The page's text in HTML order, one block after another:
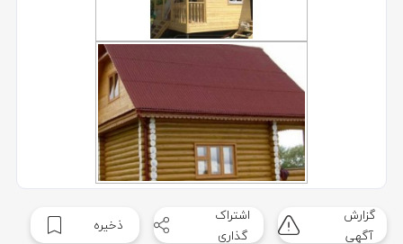
گزارش
آگهی
اشتراک
گذاری
ذخیره